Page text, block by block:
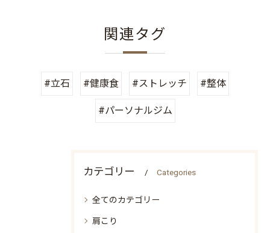
関連タグ
#立石 #健康食 #ストレッチ #整体
#パーソナルジム
カテゴリー Categories
全てのカテゴリー
肩こり